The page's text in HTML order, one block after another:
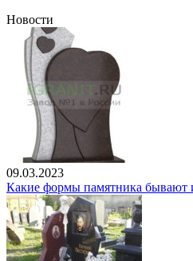
Новости
09.03.2023
Какие формы памятника бывают